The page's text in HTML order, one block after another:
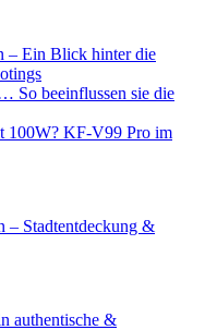
– Ein Blick hinter die
So beeinflussen sie die
KF-V99 Pro im
– Stadtentdeckung &
authentische &